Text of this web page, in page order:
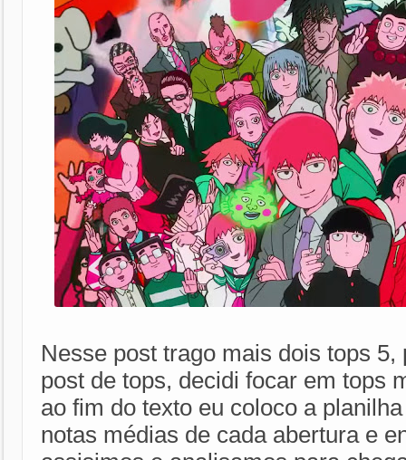
Nesse post trago mais dois tops
post de tops, decidi focar em tops
ao fim do texto eu coloco a
notas médias de cada abertura e